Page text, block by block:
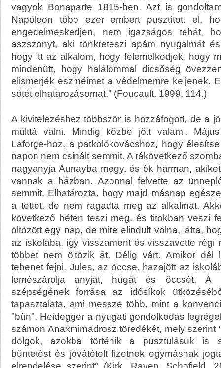
vagyok Bonaparte 1815-ben. Azt is
Napóleon több ezer embert pusztított el,
engedelmeskedjen, nem igazságos tehát,
aszszonyt, aki tönkreteszi apám nyugalmát
hogy itt az alkalom, hogy felemelkedjek, hogy
mindenütt, hogy halálommal dicsőség
elismerjék eszméimet a védelmemre keljenek.
sötét elhatározásomat." (Foucault, 1999. 114.)
A kivitelezéshez többször is hozzáfogott, de a
múlttá válni. Mindig közbe jött valami.
Laforge-hoz, a patkolókovácshoz, hogy
napon nem csinált semmit. A rákövetkező
nagyanyja Aunayba megy, és ők hárman,
vannak a házban. Azonnal felvette az
semmit. Elhatározta, hogy majd másnap
a tettet, de nem ragadta meg az alkalmat.
következő héten teszi meg, és titokban veszi
öltözött egy nap, de mire elindult volna, látta,
az iskolába, így visszament és visszavette régi
többet nem öltözik át. Délig várt. Amikor dél
tehenet fejni. Jules, az öccse, hazajött az
lemészárolja anyját, húgát és öccsét. A
szépségének forrása az idősíkok
tapasztalata, ami messze több, mint a
"bűn". Heidegger a nyugati gondolkodás
számon Anaxmimadrosz töredékét, mely szerint
dolgok, azokba történik a pusztulásuk is
büntetést és jóvátételt fizetnek egymásnak
elrendelése szerint" (Kirk, Raven, Schofield,